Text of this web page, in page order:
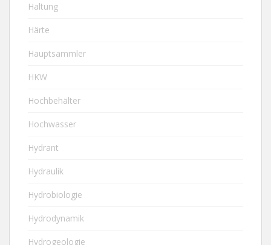
Haltung
Härte
Hauptsammler
HKW
Hochbehälter
Hochwasser
Hydrant
Hydraulik
Hydrobiologie
Hydrodynamik
Hydrogeologie